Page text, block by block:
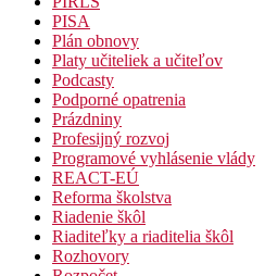
PISA
Plán obnovy
Platy učiteliek a učiteľov
Podcasty
Podporné opatrenia
Prázdniny
Profesijný rozvoj
Programové vyhlásenie vlády
REACT-EÚ
Reforma školstva
Riadenie škôl
Riaditeľky a riaditelia škôl
Rozhovory